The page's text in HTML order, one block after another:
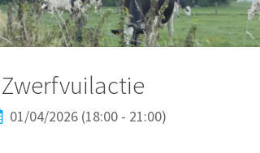
Zwerfvuilactie
01/04/2026 (18:00 - 21:00)